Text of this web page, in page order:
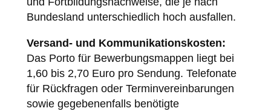
Bundesland unterschiedlich hoch ausfallen.
Versand- und Kommunikationskosten:
Das Porto für Bewerbungsmappen liegt bei
1,60 bis 2,70 Euro pro Sendung. Telefonate
für Rückfragen oder Terminvereinbarungen
sowie gegebenenfalls benötigte